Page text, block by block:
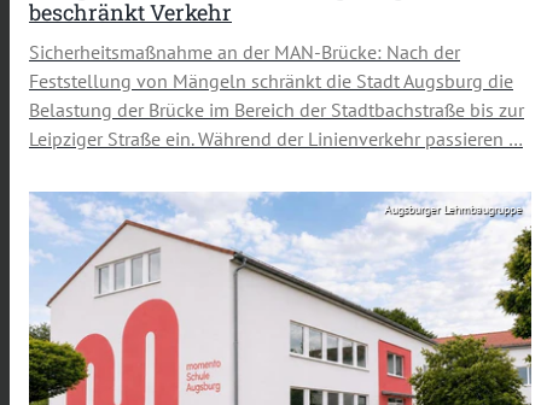
beschränkt Verkehr
Sicherheitsmaßnahme an der MAN-Brücke: Nach der
Feststellung von Mängeln schränkt die Stadt Augsburg die
Belastung der Brücke im Bereich der Stadtbachstraße bis zur
Leipziger Straße ein. Während der Linienverkehr passieren …
Augsburger Lehmbaugruppe